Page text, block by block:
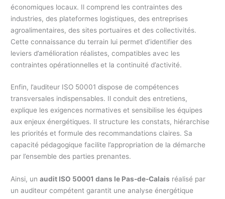
économiques locaux. Il comprend les contraintes des
industries, des plateformes logistiques, des entreprises
agroalimentaires, des sites portuaires et des collectivités.
Cette connaissance du terrain lui permet d’identifier des
leviers d’amélioration réalistes, compatibles avec les
contraintes opérationnelles et la continuité d’activité.
Enfin, l’auditeur ISO 50001 dispose de compétences
transversales indispensables. Il conduit des entretiens,
explique les exigences normatives et sensibilise les équipes
aux enjeux énergétiques. Il structure les constats, hiérarchise
les priorités et formule des recommandations claires. Sa
capacité pédagogique facilite l’appropriation de la démarche
par l’ensemble des parties prenantes.
Ainsi, unaudit ISO 50001 dans le Pas-de-Calais réalisé par
un auditeur compétent garantit une analyse énergétique